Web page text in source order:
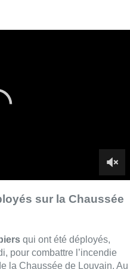
pour combattre l’incendie
la Chaussée de Louvain. Au
ont dû être soignées
un restaurant de l’autre
porte-parole des